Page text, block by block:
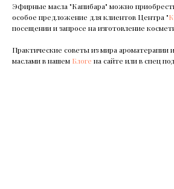
Эфирные масла "Капибара" можно
особое предложение для клиентов Центра "
посещении и запросе на изготовление
Практические советы из мира
маслами в нашем Блоге на сайте или в спец